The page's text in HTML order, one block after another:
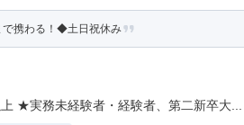
で携わる！◆土日祝休み
★実務未経験者・経験者、第二新卒大...